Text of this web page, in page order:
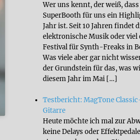
Wer uns kennt, der weiß,
SuperBooth für uns ein
Jahr ist. Seit 10 Jahren findet
elektronische Musik oder viel
Festival für Synth-Freaks in
Was viele aber gar nicht
der Grundstein für das, was
diesem Jahr im Mai […]
Testbericht: MagTone
Gitarre
Heute möchte ich mal zur
keine Delays oder